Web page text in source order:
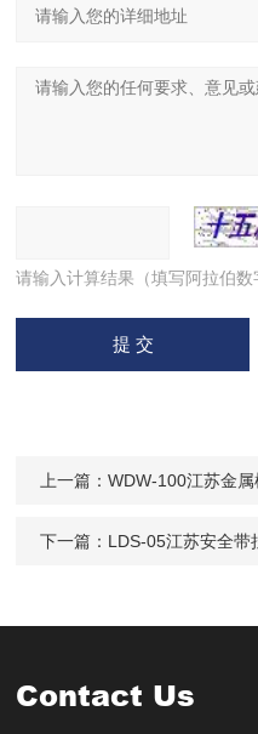
请输入计算结果（填写阿拉伯
上一篇：WDW-100江苏金
下一篇： LDS-05江苏安全带
Contact Us